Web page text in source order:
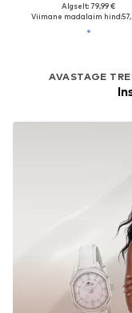
Algselt: 79,99 €
Viimane madalaim hind:
AVASTAGE